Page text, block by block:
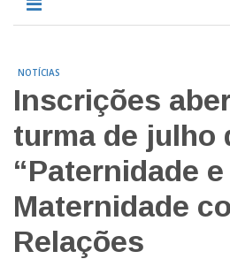
NOTÍCIAS
Inscrições
turma de julho
“Paternidade e
Maternidade
Relações